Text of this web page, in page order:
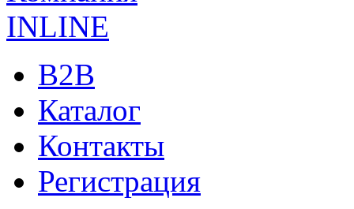
B2B
Каталог
Контакты
Регистрация